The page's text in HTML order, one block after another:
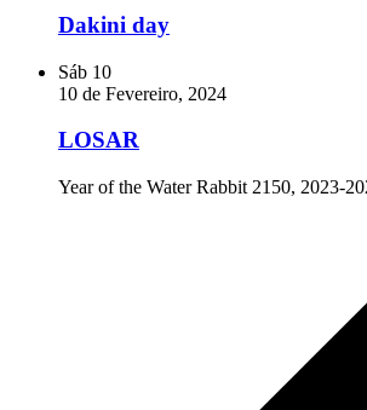
Dakini day
Sáb 10
10 de Fevereiro, 2024
LOSAR
Year of the Water Rabbit 2150, 2023-